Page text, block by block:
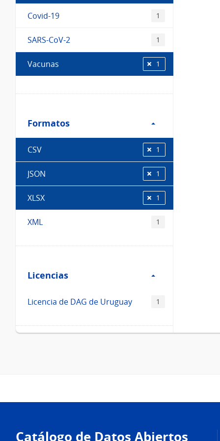
Covid-19 1
SARS-CoV-2 1
Vacunas 1
Formatos
Formatos
CSV 1
JSON 1
XLSX 1
XML 1
Licencias
Licencias
Licencia de DAG de Uruguay 1
Catálogo de Datos Abiertos